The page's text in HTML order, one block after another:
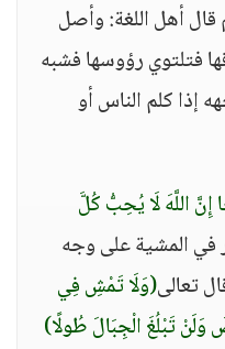
قال أهل اللغة: وأصل
فتلتوي رؤوسها فشبه
إذا كلم الناس أو
اللَّهَ لَا يُحِبُّ كُلَّ
في المشية على وجه
تعالى(وَلَا تَمْشِ فِي
تَبْلُغَ الْجِبَالَ طُولًا)